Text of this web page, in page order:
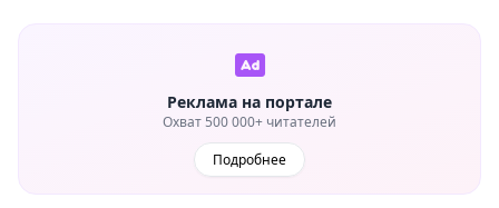
Реклама на портале
Охват 500 000+ читателей
Подробнее